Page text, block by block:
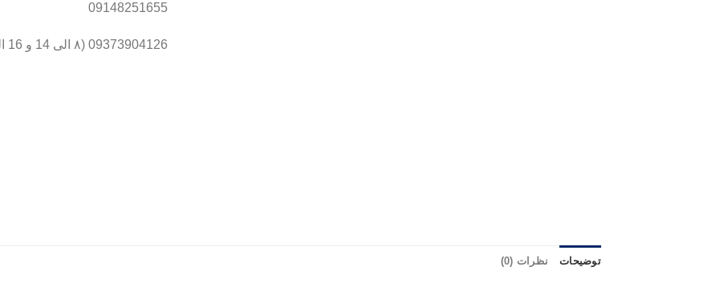
09148251655
09373904126 (۸ الی 14 و 16 الی 19 )
توضیحات نظرات (0)